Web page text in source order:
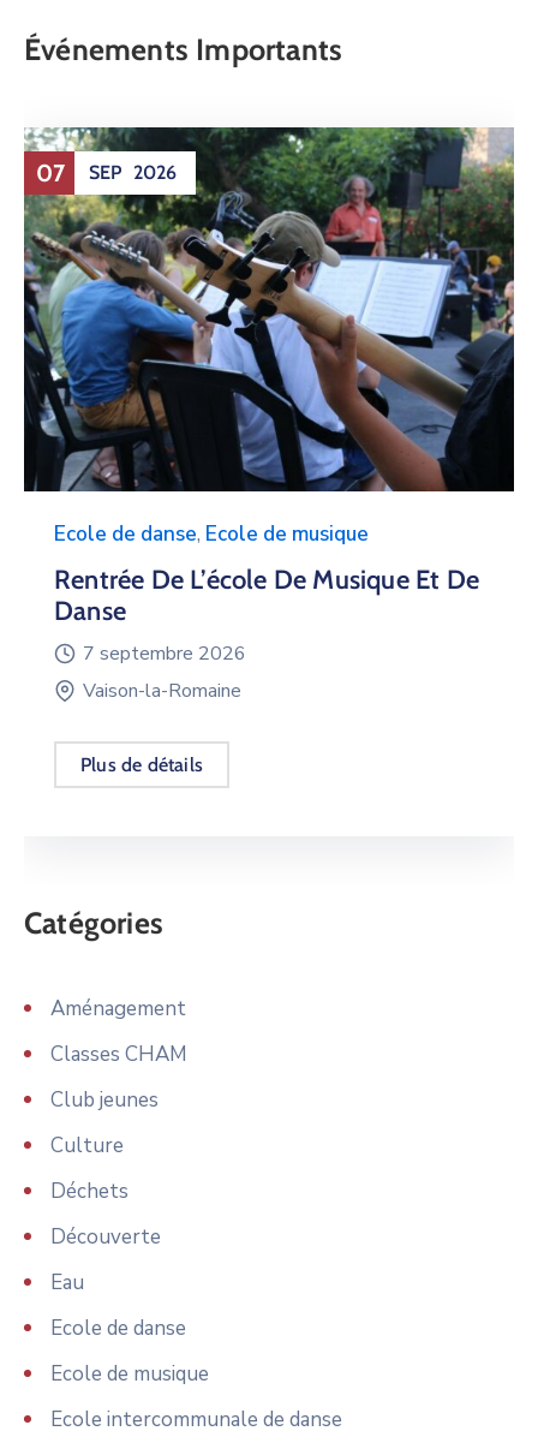
Événements Importants
07 SEP 2026
Ecole de danse, Ecole de musique
Rentrée De L’école De Musique Et De
Danse
7 septembre 2026
Vaison-la-Romaine
Plus de détails
Catégories
Aménagement
Classes CHAM
Club jeunes
Culture
Déchets
Découverte
Eau
Ecole de danse
Ecole de musique
Ecole intercommunale de danse